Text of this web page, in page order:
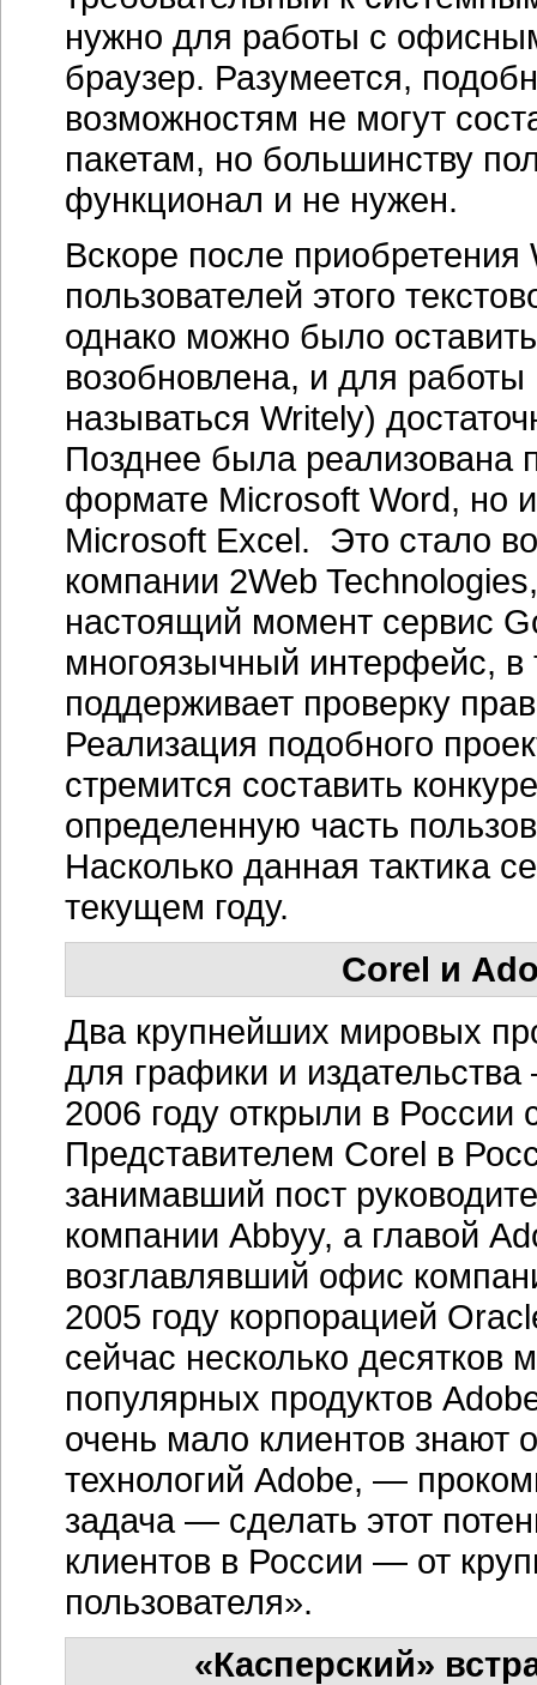
нужно для работы с
браузер. Разумеется,
возможностям не могут
пакетам, но большинству
функционал и не нужен.
Вскоре после приобретения
пользователей этого
однако можно было
возобновлена, и для
называться Writely)
Позднее была реализована
формате Microsoft Word, но
Microsoft Excel. Это стало
компании 2Web
настоящий момент сервис
многоязычный интерфейс, в
поддерживает проверку
Реализация подобного
стремится составить
определенную часть
Насколько данная тактика
текущем году.
Corel и
Два крупнейших мировых
для графики и
2006 году открыли в
Представителем Corel в
занимавший пост
компании Abbyy, а главой
возглавлявший офис
2005 году корпорацией
сейчас несколько десятков
популярных продуктов
очень мало клиентов
технологий Adobe, —
задача — сделать этот
клиентов в России — от
пользователя».
«Касперский»